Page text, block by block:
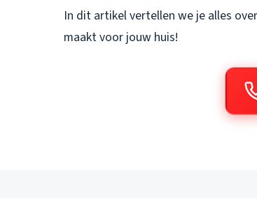
In dit artikel vertellen we je alles
maakt voor jouw huis!